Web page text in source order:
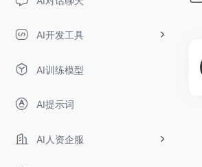
AI开发工具
AI训练模型
AI提示词
AI人资企服